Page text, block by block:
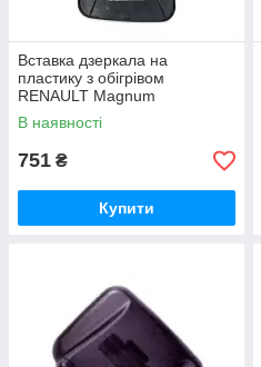
Вставка дзеркала на
пластику з обігрівом
RENAULT Magnum
В наявності
751 ₴
Купити